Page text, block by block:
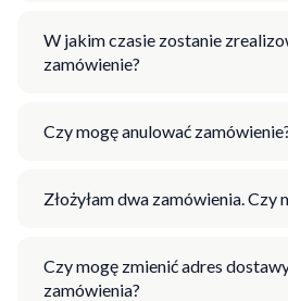
W jakim czasie zostanie
zamówienie?
Czy mogę anulować
Złożyłam dwa zamówienia. Czy
Czy mogę zmienić adres
zamówienia?